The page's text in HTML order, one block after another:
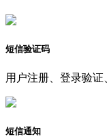
短信验证码
用户注册、登录验证
短信通知